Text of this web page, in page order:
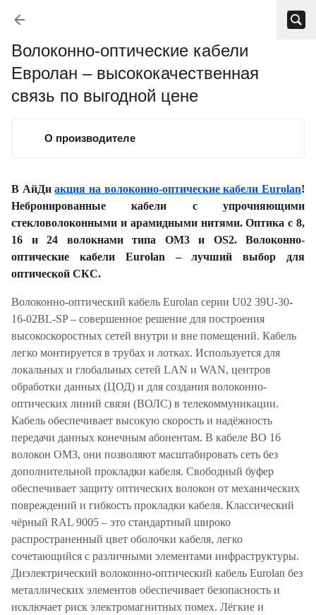
Волоконно-оптические кабели
Евролан – высококачественная
связь по выгодной цене
О производителе
В АйДиакция на волоконно-оптические кабели Eurolan!
Небронированные кабели с упрочняющими
стекловолоконными и арамидными нитями. Оптика с 8,
16 и 24 волокнами типа OM3 и OS2. Волоконно-
оптические кабели Eurolan – лучший выбор для
оптической СКС.
Волоконно-оптический кабель Eurolan серии U02 39U-30-
16-02BL-SP – совершенное решение для построения
высокоскоростных сетей внутри и вне помещений. Кабель
легко монтируется в трубах и лотках. Используется для
локальных и глобальных сетей LAN и WAN, центров
обработки данных (ЦОД) и для создания волоконно-
оптических линий связи (ВОЛС) в телекоммуникации.
Кабель обеспечивает высокую скорость и надёжность
передачи данных конечным абонентам. В кабеле ВО 16
волокон OM3, они позволяют масштабировать сеть без
дополнительной прокладки кабеля. Свободный буфер
обеспечивает защиту оптических волокон от механических
повреждений и гибкость прокладки кабеля. Классический
чёрный RAL 9005 – это стандартный широко
распространенный цвет оболочки кабеля, легко
сочетающийся с различными элементами инфраструктуры.
Диэлектрический волоконно-оптический кабель Eurolan без
металлических элементов обеспечивает безопасность и
исключает риск электромагнитных помех. Лёгкие и